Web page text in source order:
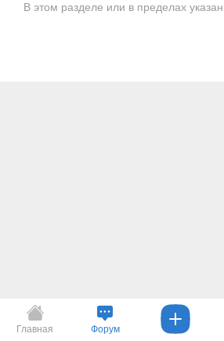
В этом разделе или в пределах
Главная Форум